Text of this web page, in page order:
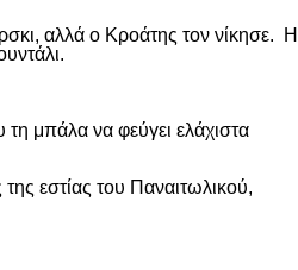
αλλά ο Κροάτης τον νίκησε. Η
μπάλα να φεύγει ελάχιστα
εστίας του Παναιτωλικού,